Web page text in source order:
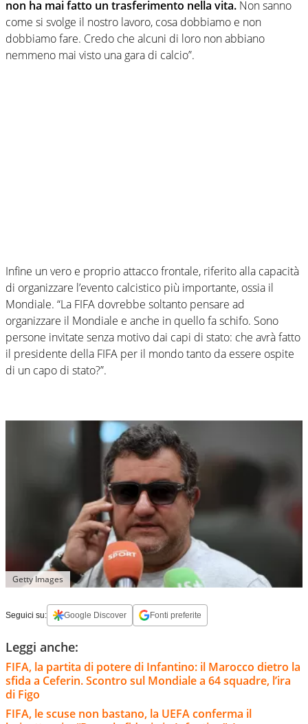
non ha mai fatto un trasferimento nella vita. Non sanno
come si svolge il nostro lavoro, cosa dobbiamo e non
dobbiamo fare. Credo che alcuni di loro non abbiano
nemmeno mai visto una gara di calcio”.
Infine un vero e proprio attacco frontale, riferito alla capacità
di organizzare l’evento calcistico più importante, ossia il
Mondiale. “La FIFA dovrebbe soltanto pensare ad
organizzare il Mondiale e anche in quello fa schifo. Sono
persone invitate senza motivo dai capi di stato: che avrà fatto
il presidente della FIFA per il mondo tanto da essere ospite
di un capo di stato?”.
Getty Images
Seguici su: Google Discover Fonti preferite
Leggi anche:
FIFA, la partita di potere di Infantino: il Marocco dietro la
sfida a Ceferin. Scontro sul Mondiale a 64 squadre, l’ira
di Figo
FIFA, le scuse non bastano, la UEFA conferma il